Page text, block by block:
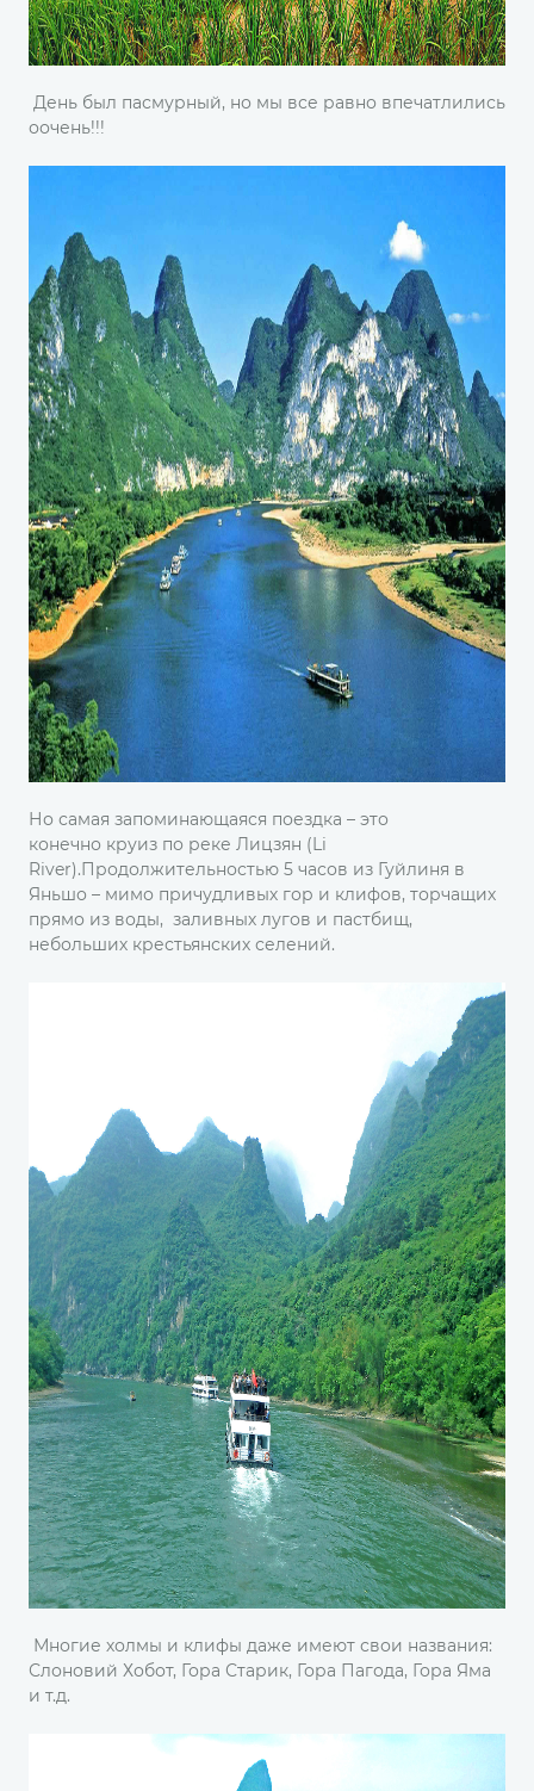
День был пасмурный, но мы все равно впечатлились
оочень!!!
Но самая запоминающаяся поездка – это
конечно круиз по реке Лицзян (Li
River).Продолжительностью 5 часов из Гуйлиня в
Яньшо – мимо причудливых гор и клифов, торчащих
прямо из воды, заливных лугов и пастбищ,
небольших крестьянских селений.
Многие холмы и клифы даже имеют свои названия:
Слоновий Хобот, Гора Старик, Гора Пагода, Гора Яма
и т.д.